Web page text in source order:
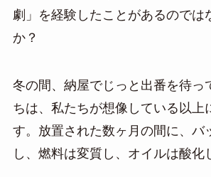
劇」を経験したことがあるのでは
か？
冬の間、納屋でじっと出番を待っ
ちは、私たちが想像している以上
す。放置された数ヶ月の間に、バ
し、燃料は変質し、オイルは酸化